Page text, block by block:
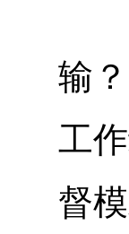
“
输
工
督